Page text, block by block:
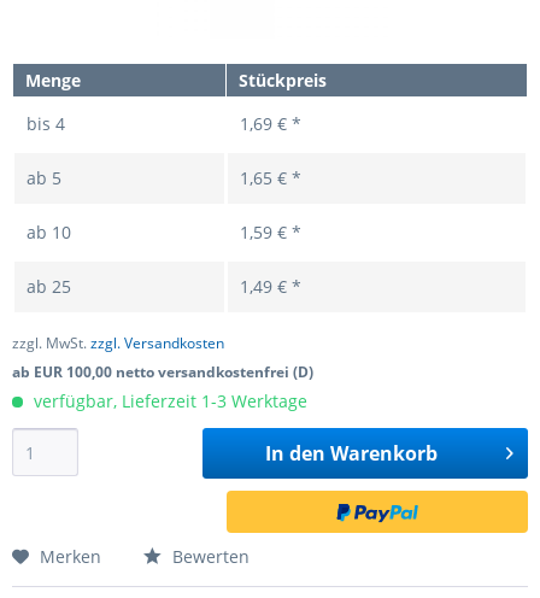
Menge
Stückpreis
bis 4 1,69 € *
ab 5 1,65 € *
ab 10 1,59 € *
ab 25 1,49 € *
zzgl. MwSt.zzgl. Versandkosten
ab EUR 100,00 netto versandkostenfrei (D)
verfügbar, Lieferzeit 1-3 Werktage
In den Warenkorb
Merken Bewerten